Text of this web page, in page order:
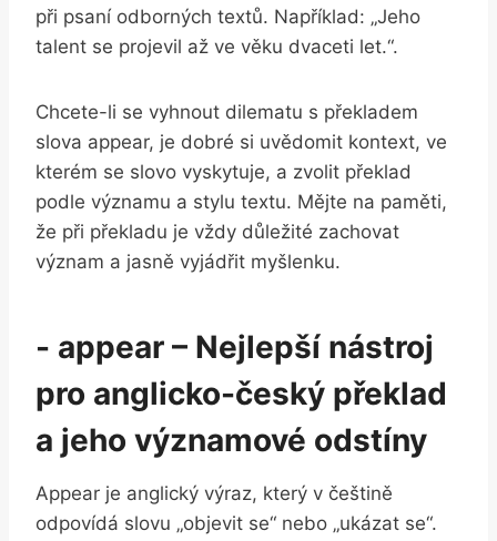
při psaní odborných textů. Například: „Jeho
talent se projevil až ve věku dvaceti let.“.
Chcete-li se vyhnout dilematu s překladem
slova appear, je ⁣dobré si uvědomit kontext, ve
kterém‍ se slovo vyskytuje, a zvolit překlad
podle významu a stylu textu. Mějte na ⁢paměti,​
že ⁢při překladu ⁢je vždy důležité zachovat
význam a jasně ‍vyjádřit myšlenku.
-⁣ appear – Nejlepší ⁢nástroj
pro anglicko-český překlad
a jeho významové odstíny
Appear‍ je anglický výraz,‍ který‌ v češtině
odpovídá slovu „objevit se“ ​nebo „ukázat se“.